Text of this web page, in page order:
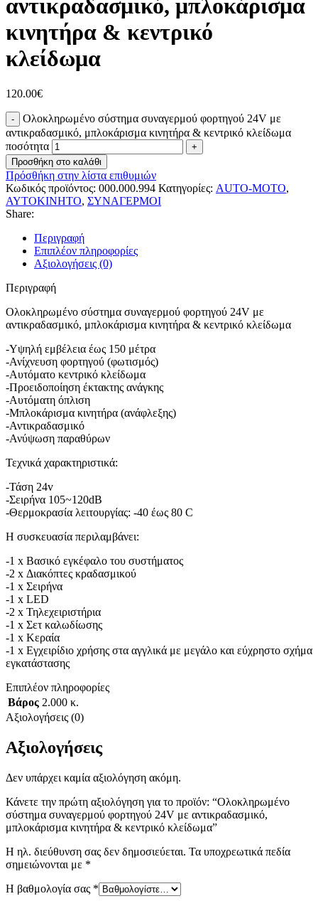
αντικραδασμικό, μπλοκάρισμα
κινητήρα & κεντρικό
κλείδωμα
120.00€
Ολοκληρωμένο σύστημα συναγερμού φορτηγού 24V με
αντικραδασμικό, μπλοκάρισμα κινητήρα & κεντρικό κλείδωμα
ποσότητα
Προσθήκη στο καλάθι
Πρόσθήκη στην λίστα επιθυμιών
Κωδικός προϊόντος: 000.000.994 Κατηγορίες: AUTO-MOTO,
ΑΥΤΟΚΙΝΗΤΟ, ΣΥΝΑΓΕΡΜΟΙ
Share:
Περιγραφή
Επιπλέον πληροφορίες
Αξιολογήσεις (0)
Περιγραφή
Ολοκληρωμένο σύστημα συναγερμού φορτηγού 24V με
αντικραδασμικό, μπλοκάρισμα κινητήρα & κεντρικό κλείδωμα
-Υψηλή εμβέλεια έως 150 μέτρα
-Ανίχνευση φορτηγού (φωτισμός)
-Αυτόματο κεντρικό κλείδωμα
-Προειδοποίηση έκτακτης ανάγκης
-Αυτόματη όπλιση
-Μπλοκάρισμα κινητήρα (ανάφλεξης)
-Αντικραδασμικό
-Ανύψωση παραθύρων
Τεχνικά χαρακτηριστικά:
-Τάση 24v
-Σειρήνα 105~120dB
-Θερμοκρασία λειτουργίας: -40 έως 80 C
Η συσκευασία περιλαμβάνει:
-1 x Βασικό εγκέφαλο του συστήματος
-2 x Διακόπτες κραδασμικού
-1 x Σειρήνα
-1 x LED
-2 x Τηλεχειριστήρια
-1 x Σετ καλωδίωσης
-1 x Κεραία
-1 x Εγχειρίδιο χρήσης στα αγγλικά με μεγάλο και εύχρηστο σχήμα
εγκατάστασης
Επιπλέον πληροφορίες
Βάρος 2.000 κ.
Αξιολογήσεις (0)
Αξιολογήσεις
Δεν υπάρχει καμία αξιολόγηση ακόμη.
Κάνετε την πρώτη αξιολόγηση για το προϊόν: “Ολοκληρωμένο
σύστημα συναγερμού φορτηγού 24V με αντικραδασμικό,
μπλοκάρισμα κινητήρα & κεντρικό κλείδωμα”
Η ηλ. διεύθυνση σας δεν δημοσιεύεται. Τα υποχρεωτικά πεδία
σημειώνονται με *
Η βαθμολογία σας *